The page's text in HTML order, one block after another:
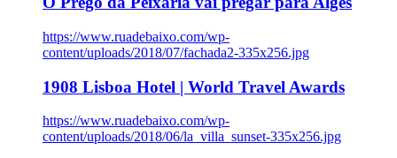
https://www.ruadebaixo.com/wp-
content/uploads/2018/07/fachada2-335x256.jpg
1908 Lisboa Hotel | World Travel Awards
https://www.ruadebaixo.com/wp-
content/uploads/2018/06/la_villa_sunset-335x256.jpg